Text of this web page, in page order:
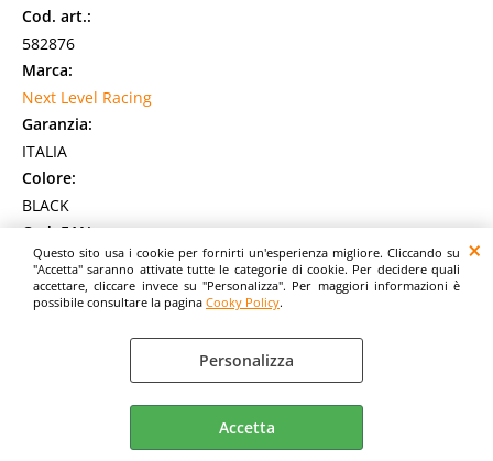
Questo sito usa i cookie per fornirti un'esperienza migliore. Cliccando su
"Accetta" saranno attivate tutte le categorie di cookie. Per decidere quali
accettare, cliccare invece su "Personalizza". Per maggiori informazioni è
possibile consultare la pagina Cooky Policy.
Personalizza
Accetta
Cod. art.:
582876
Marca:
Next Level Racing
Garanzia:
ITALIA
Colore:
BLACK
Cod. EAN:
9359668000763
Cod. Produttore:
NLR-R003
Vernice in polvere metallizzata lucida di alta qualità: offre
una finitura elegante e professionale con una maggiore
durata per resistere all'usura e [...]